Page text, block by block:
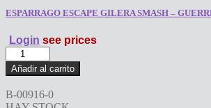
TODAY
L:40)
cantidad
ESPARRAGO ESCAPE GILERA SMASH –
Login see prices
ESPARRAGO
ESCAPE
GILERA
SMASH
-
Añadir al carrito
B-00916-0